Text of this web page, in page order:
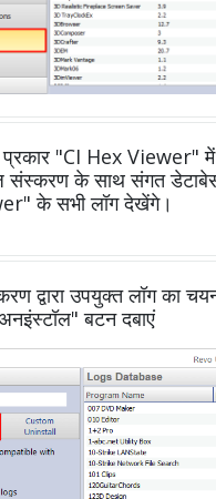
प्रकार "CI Hex Viewer"
संस्करण के साथ संगत
के सभी लॉग देखेंगे।
द्वारा उपयुक्त लॉग का
बटन दबाएं